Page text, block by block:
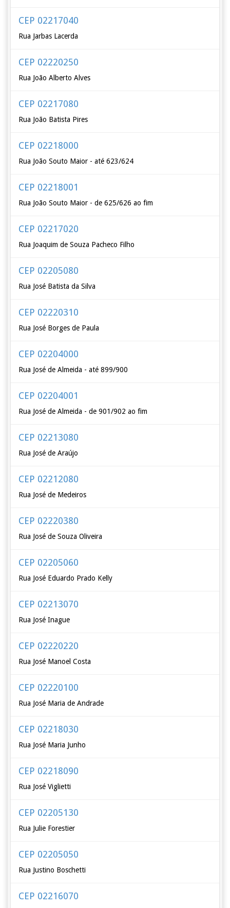
CEP 02217040
Rua Jarbas Lacerda
CEP 02220250
Rua João Alberto Alves
CEP 02217080
Rua João Batista Pires
CEP 02218000
Rua João Souto Maior - até 623/624
CEP 02218001
Rua João Souto Maior - de 625/626 ao fim
CEP 02217020
Rua Joaquim de Souza Pacheco Filho
CEP 02205080
Rua José Batista da Silva
CEP 02220310
Rua José Borges de Paula
CEP 02204000
Rua José de Almeida - até 899/900
CEP 02204001
Rua José de Almeida - de 901/902 ao fim
CEP 02213080
Rua José de Araújo
CEP 02212080
Rua José de Medeiros
CEP 02220380
Rua José de Souza Oliveira
CEP 02205060
Rua José Eduardo Prado Kelly
CEP 02213070
Rua José Inague
CEP 02220220
Rua José Manoel Costa
CEP 02220100
Rua José Maria de Andrade
CEP 02218030
Rua José Maria Junho
CEP 02218090
Rua José Viglietti
CEP 02205130
Rua Julie Forestier
CEP 02205050
Rua Justino Boschetti
CEP 02216070